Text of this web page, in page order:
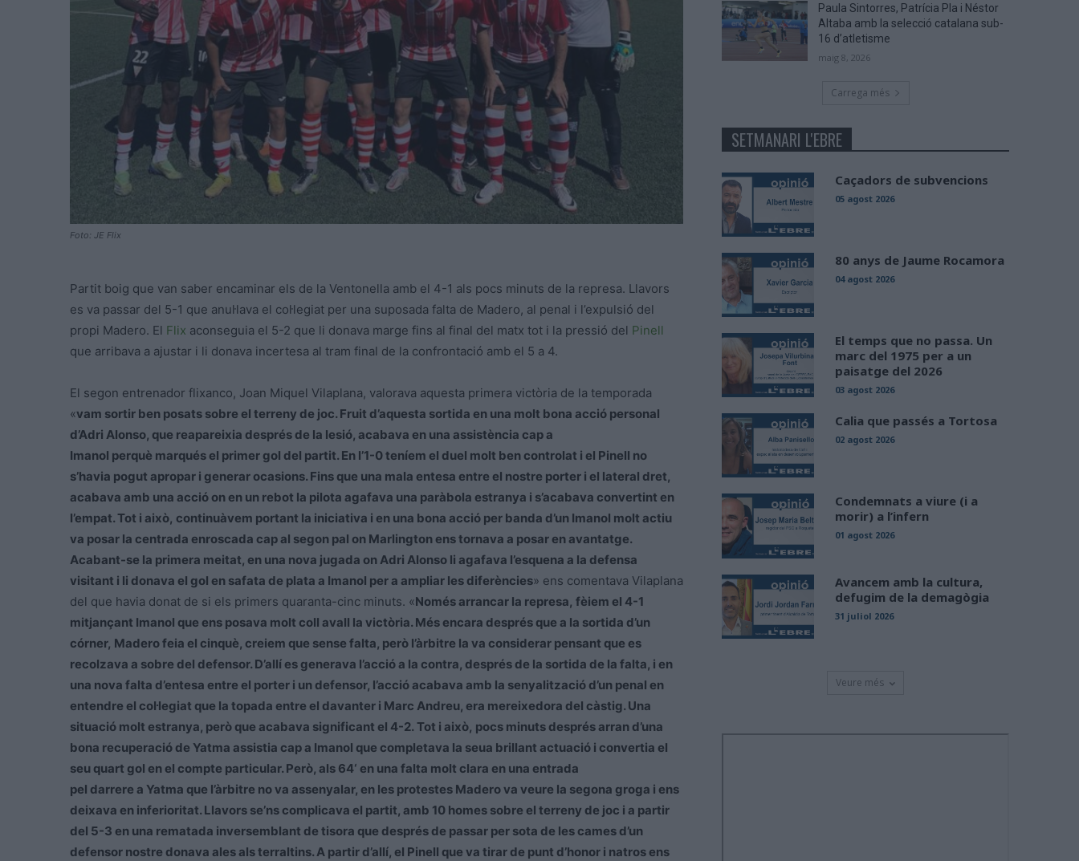
Foto: JE Flix
Partit boig que van saber encaminar els de la Ventonella amb el 4-1 als pocs minuts de la represa. Llavors
es va passar del 5-1 que anul·lava el col·legiat per una suposada falta de Madero, al penal i l’expulsió del
propi Madero. El Flix aconseguia el 5-2 que li donava marge fins al final del matx tot i la pressió del Pinell
que arribava a ajustar i li donava incertesa al tram final de la confrontació amb el 5 a 4.
El segon entrenador flixanco, Joan Miquel Vilaplana, valorava aquesta primera victòria de la temporada
«vam sortir ben posats sobre el terreny de joc. Fruit d’aquesta sortida en una molt bona acció personal
d’Adri Alonso, que reapareixia després de la lesió, acabava en una assistència cap a
Imanol perquè marqués el primer gol del partit. En l’1-0 teníem el duel molt ben controlat i el Pinell no
s’havia pogut apropar i generar ocasions. Fins que una mala entesa entre el nostre porter i el lateral dret,
acabava amb una acció on en un rebot la pilota agafava una paràbola estranya i s’acabava convertint en
l’empat. Tot i això, continuàvem portant la iniciativa i en una bona acció per banda d’un Imanol molt actiu
va posar la centrada enroscada cap al segon pal on Marlington ens tornava a posar en avantatge.
Acabant-se la primera meitat, en una nova jugada on Adri Alonso li agafava l’esquena a la defensa
visitant i li donava el gol en safata de plata a Imanol per a ampliar les diferències» ens comentava Vilaplana
del que havia donat de si els primers quaranta-cinc minuts. «Només arrancar la represa, fèiem el 4-1
mitjançant Imanol que ens posava molt coll avall la victòria. Més encara després que a la sortida d’un
córner, Madero feia el cinquè, creiem que sense falta, però l’àrbitre la va considerar pensant que es
recolzava a sobre del defensor. D’allí es generava l’acció a la contra, després de la sortida de la falta, i en
una nova falta d’entesa entre el porter i un defensor, l’acció acabava amb la senyalització d’un penal en
entendre el col·legiat que la topada entre el davanter i Marc Andreu, era mereixedora del càstig. Una
situació molt estranya, però que acabava significant el 4-2. Tot i això, pocs minuts després arran d’una
bona recuperació de Yatma assistia cap a Imanol que completava la seua brillant actuació i convertia el
seu quart gol en el compte particular. Però, als 64‘ en una falta molt clara en una entrada
pel darrere a Yatma que l’àrbitre no va assenyalar, en les protestes Madero va veure la segona groga i ens
deixava en inferioritat. Llavors se’ns complicava el partit, amb 10 homes sobre el terreny de joc i a partir
del 5-3 en una rematada inversemblant de tisora que després de passar per sota de les cames d’un
defensor nostre donava ales als terraltins. A partir d’allí, el Pinell que va tirar de punt d’honor i natros ens
Paula Sintorres, Patrícia Pla i Néstor
Altaba amb la selecció catalana sub-
16 d’atletisme
maig 8, 2026
Carrega més
SETMANARI L'EBRE
Caçadors de subvencions
05 agost 2026
80 anys de Jaume Rocamora
04 agost 2026
El temps que no passa. Un
marc del 1975 per a un
paisatge del 2026
03 agost 2026
Calia que passés a Tortosa
02 agost 2026
Condemnats a viure (i a
morir) a l’infern
01 agost 2026
Avancem amb la cultura,
defugim de la demagògia
31 juliol 2026
Veure més